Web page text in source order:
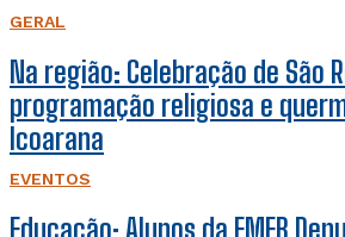
GERAL
Na região: Celebração de São
programação religiosa e
Icoarana
EVENTOS
Educação: Alunos da EMEB